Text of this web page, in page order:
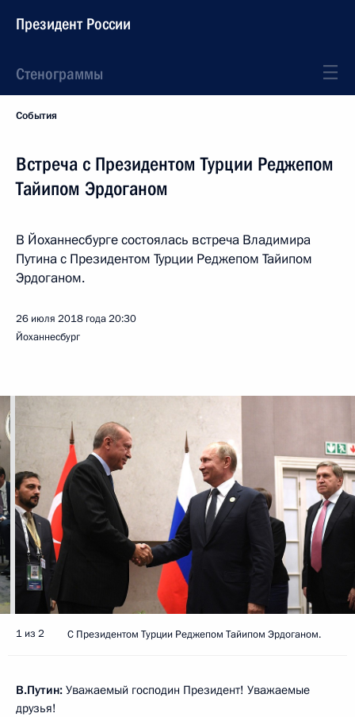
Президент России
Стенограммы
События
Встреча с Президентом Турции Реджепом
Тайипом Эрдоганом
В Йоханнесбурге состоялась встреча Владимира
Путина с Президентом Турции Реджепом Тайипом
Эрдоганом.
26 июля 2018 года20:30
Йоханнесбург
1 из 2 С Президентом Турции Реджепом Тайипом Эрдоганом.
В.Путин: Уважаемый господин Президент! Уважаемые
друзья!